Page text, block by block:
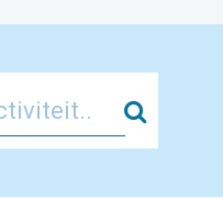
Zoek